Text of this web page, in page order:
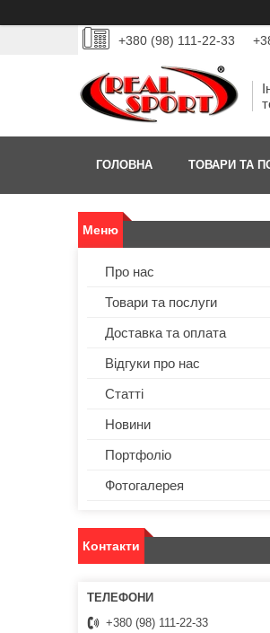
+380 (98) 111-22-33
ГОЛОВНА ТОВАРИ ТА
Про нас
Товари та послуги
Доставка та оплата
Відгуки про нас
Статті
Новини
Портфоліо
Фотогалерея
Контакти
+380 (98) 111-22-33